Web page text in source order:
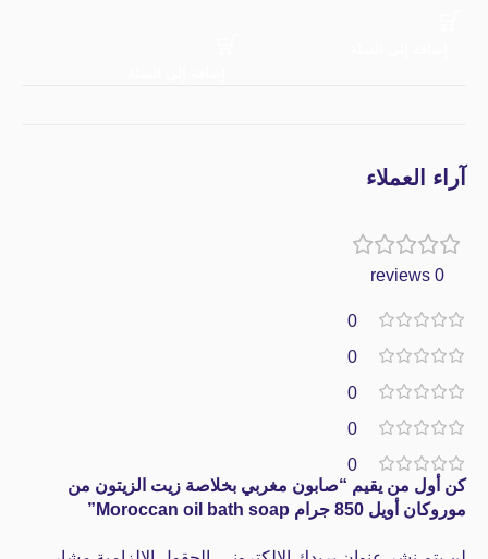
آراء العملاء
0 reviews
0
0
0
0
0
كن أول من يقيم “صابون مغربي بخلاصة زيت الزيتون من
موروكان أويل 850 جرام Moroccan oil bath soap”